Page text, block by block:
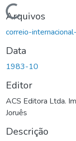
Carregando...
Arquivos
correio-
Data
1983-10
Editor
ACS Editora Ltda.
Joruês
Descrição